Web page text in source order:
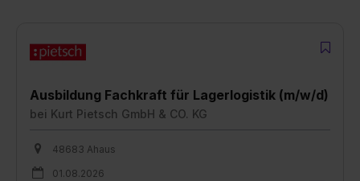
Ausbildung Fachkraft für Lagerlogistik (m/w/d)
bei Kurt Pietsch GmbH & CO. KG
48683 Ahaus
01.08.2026